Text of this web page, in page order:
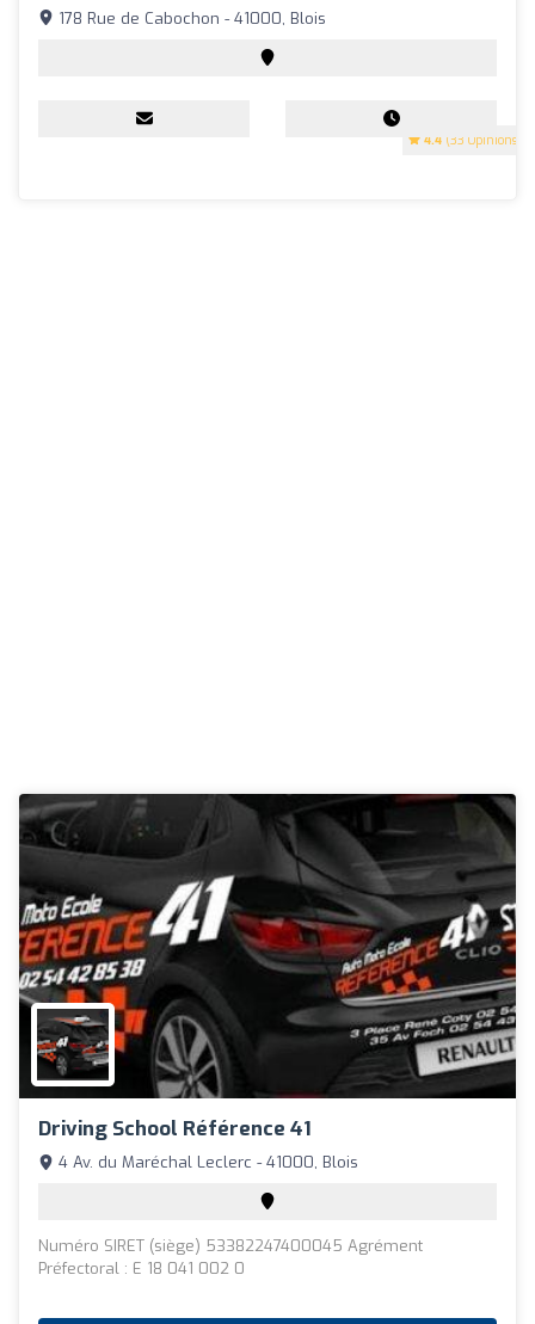
4.4 (33 Opinions)
178 Rue de Cabochon - 41000, Blois
Driving School Référence 41
4 Av. du Maréchal Leclerc - 41000, Blois
Numéro SIRET (siège) 53382247400045 Agrément
Préfectoral : E 18 041 002 0